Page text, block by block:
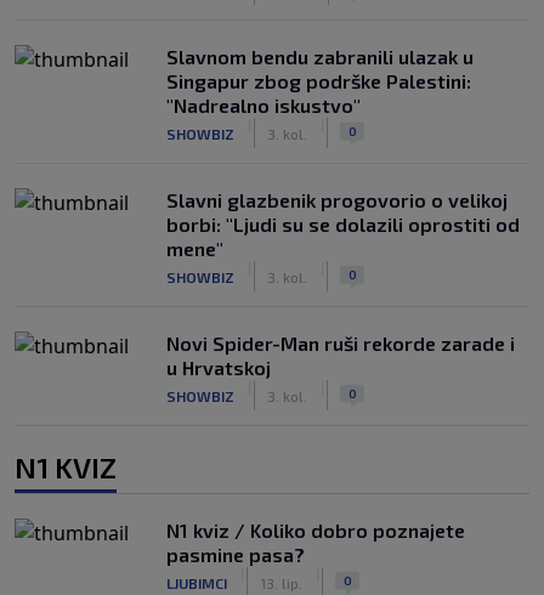
Slavnom bendu zabranili ulazak u
Singapur zbog podrške Palestini:
"Nadrealno iskustvo"
SHOWBIZ 3. kol. 0
Slavni glazbenik progovorio o velikoj
borbi: "Ljudi su se dolazili oprostiti od
mene"
SHOWBIZ 3. kol. 0
Novi Spider-Man ruši rekorde zarade i
u Hrvatskoj
SHOWBIZ 3. kol. 0
N1 KVIZ
N1 kviz / Koliko dobro poznajete
pasmine pasa?
LJUBIMCI 13. lip. 0